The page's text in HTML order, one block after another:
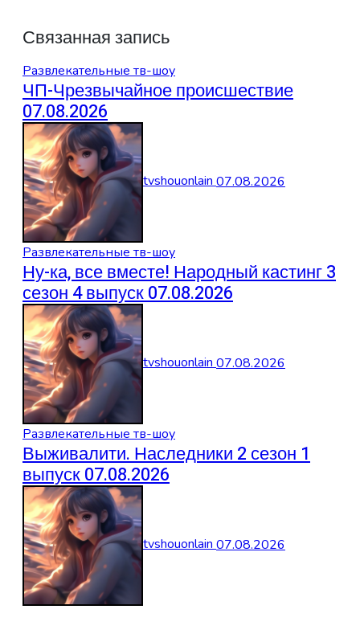
Связанная запись
Развлекательные тв-шоу
ЧП-Чрезвычайное происшествие
07.08.2026
tvshouonlain07.08.2026
Развлекательные тв-шоу
Ну-ка, все вместе! Народный кастинг 3
сезон 4 выпуск 07.08.2026
tvshouonlain07.08.2026
Развлекательные тв-шоу
Выживалити. Наследники 2 сезон 1
выпуск 07.08.2026
tvshouonlain07.08.2026